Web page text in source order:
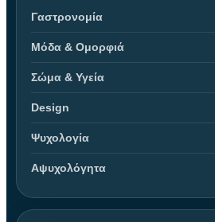
Γαστρονομία
Μόδα & Ομορφιά
Σώμα & Υγεία
Design
Ψυχολογία
Αψυχολόγητα